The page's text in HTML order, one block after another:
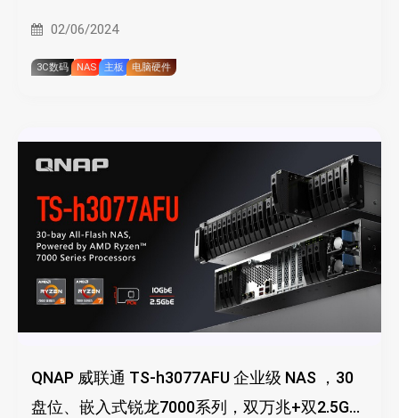
02/06/2024
3C数码 NAS 主板 电脑硬件
QNAP 威联通 TS-h3077AFU 企业级 NAS ，30
盘位、嵌入式锐龙7000系列，双万兆+双2.5G千